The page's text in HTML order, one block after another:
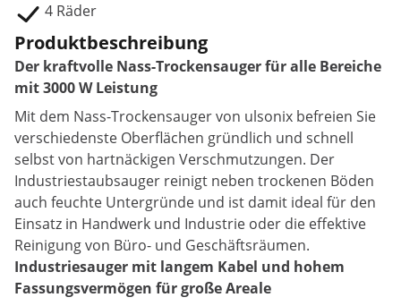
4 Räder
Produktbeschreibung
Der kraftvolle Nass-Trockensauger für alle Bereiche
mit 3000 W Leistung
Mit dem Nass-Trockensauger von ulsonix befreien Sie
verschiedenste Oberflächen gründlich und schnell
selbst von hartnäckigen Verschmutzungen. Der
Industriestaubsauger reinigt neben trockenen Böden
auch feuchte Untergründe und ist damit ideal für den
Einsatz in Handwerk und Industrie oder die effektive
Reinigung von Büro- und Geschäftsräumen.
Industriesauger mit langem Kabel und hohem
Fassungsvermögen für große Areale